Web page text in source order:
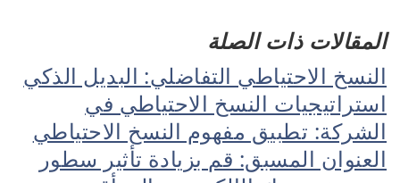
المقالات ذات الصلة
النسخ الاحتياطي التفاضلي: البديل الذكي
استراتيجيات النسخ الاحتياطي في
الشركة: تطبيق مفهوم النسخ الاحتياطي
العنوان المسبق: قم بزيادة تأثير سطور